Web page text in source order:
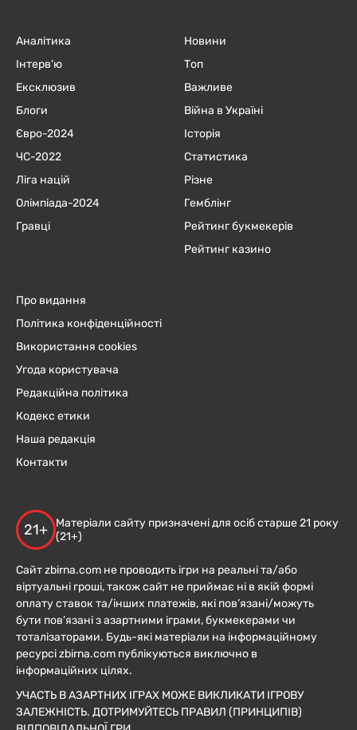
Аналітика
Інтерв'ю
Ексклюзив
Блоги
Євро-2024
ЧC-2022
Ліга націй
Олімпіада-2024
Гравці
Новини
Топ
Важливе
Війна в Україні
Історія
Статистика
Різне
Гемблінг
Рейтинг букмекерів
Рейтинг казино
Про видання
Політика конфіденційності
Використання cookies
Угода користувача
Редакційна політика
Кодекс етики
Наша редакція
Контакти
21+
Матеріали сайту призначені для осіб старше 21 року
(21+)
Сайт zbirna.com не проводить ігри на реальні та/або
віртуальні гроші, також сайт не приймає ні в якій формі
оплату ставок та/інших платежів, які пов’язані/можуть
бути пов’язані з азартними іграми, букмекерами чи
тоталізаторами. Будь-які матеріали на інформаційному
ресурсі zbirna.com публікуються виключно в
інформаційних цілях.
УЧАСТЬ В АЗАРТНИХ ІГРАХ МОЖЕ ВИКЛИКАТИ ІГРОВУ
ЗАЛЕЖНІСТЬ. ДОТРИМУЙТЕСЬ ПРАВИЛ (ПРИНЦИПІВ)